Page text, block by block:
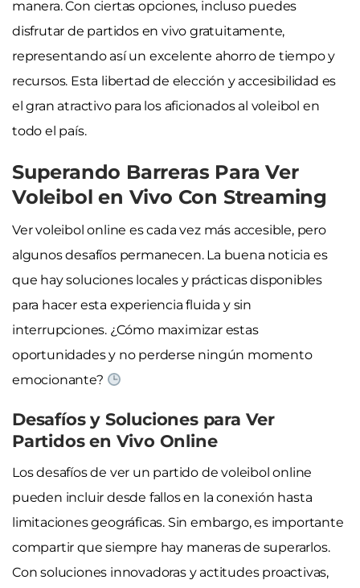
manera. Con ciertas opciones, incluso puedes
disfrutar de partidos en vivo gratuitamente,
representando así un excelente ahorro de tiempo y
recursos. Esta libertad de elección y accesibilidad es
el gran atractivo para los aficionados al voleibol en
todo el país.
Superando Barreras Para Ver
Voleibol en Vivo Con Streaming
Ver voleibol online es cada vez más accesible, pero
algunos desafíos permanecen. La buena noticia es
que hay soluciones locales y prácticas disponibles
para hacer esta experiencia fluida y sin
interrupciones. ¿Cómo maximizar estas
oportunidades y no perderse ningún momento
emocionante?
Desafíos y Soluciones para Ver
Partidos en Vivo Online
Los desafíos de ver un partido de voleibol online
pueden incluir desde fallos en la conexión hasta
limitaciones geográficas. Sin embargo, es importante
compartir que siempre hay maneras de superarlos.
Con soluciones innovadoras y actitudes proactivas,